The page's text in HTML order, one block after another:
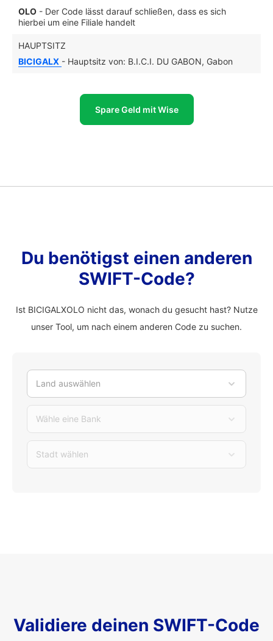
OLO - Der Code lässt darauf schließen, dass es sich
hierbei um eine Filiale handelt
HAUPTSITZ
BICIGALX - Hauptsitz von: B.I.C.I. DU GABON, Gabon
Spare Geld mit Wise
Du benötigst einen anderen
SWIFT-Code?
Ist BICIGALXOLO nicht das, wonach du gesucht hast? Nutze
unser Tool, um nach einem anderen Code zu suchen.
Land auswählen
Wähle eine Bank
Stadt wählen
Validiere deinen SWIFT-Code